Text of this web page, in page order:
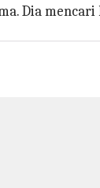
Dia